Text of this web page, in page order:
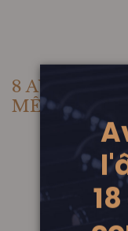
8 AUTRES
MÊME